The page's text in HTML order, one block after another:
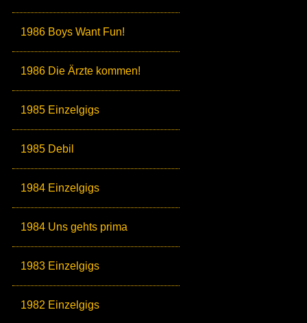
1986 Boys Want Fun!
1986 Die Ärzte kommen!
1985 Einzelgigs
1985 Debil
1984 Einzelgigs
1984 Uns gehts prima
1983 Einzelgigs
1982 Einzelgigs